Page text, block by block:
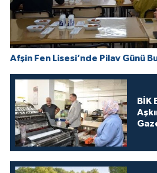
Afşin Fen Lisesi’nde Pilav Günü
BİK